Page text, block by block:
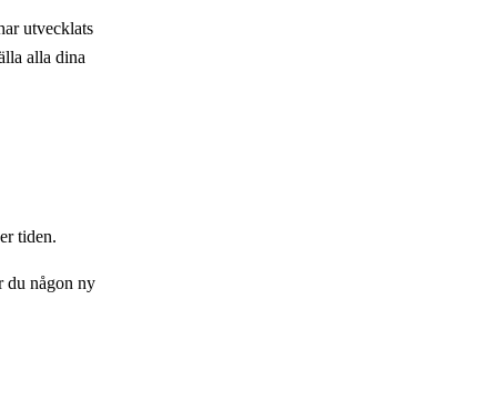
utvecklats
alla dina
tiden.
du någon ny